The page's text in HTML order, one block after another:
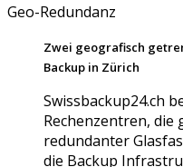
Geo-Redundanz
Zwei geografisch
Backup in Zürich
Swissbackup24.ch
Rechenzentren,
redundanter
die Backup